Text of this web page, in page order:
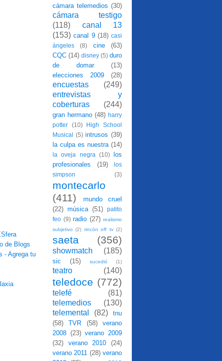
cámara telemedios (30)
cámara testigo
(118)
canal 13
(153) canal 9 (18) casi
ángeles
(8) cine
(63)
CQC (14) disney (5) duro
de domar
(13)
elecciones 2009
(28)
encuestas
(249)
entrevistas y
coberturas
(244)
gran hermano (48) harry
potter
(10)
High School
Musical (5) intrusos (39)
la culpa es nuestra (14)
la oveja negra (10) los
profesionales
(19)
los
simpson
(3)
montecarlo
(411)
mundo cruel
(22) música (51)
patito
feo (9) radio (27) realismo
subjetivo (2) rincón off tv (2)
saeta (356)
showmatch (185)
sic (15) sucedió (1)
teatro (140)
teledoce (772)
telefé
(81)
telemedios
(130)
telemental
(82)
tnu
(58)
TVR (58)
verano
2008 (23) verano 2009
(32)
verano 2010
(24)
verano 2011 (28) verano